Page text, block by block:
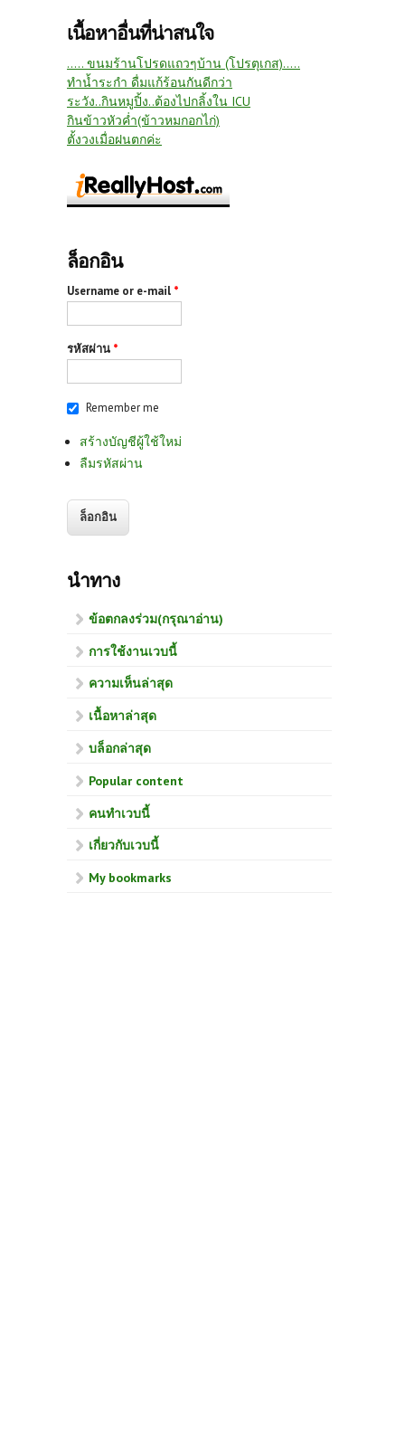
เนื้อหาอื่นที่น่าสนใจ
..... ขนมร้านโปรดแถวๆบ้าน (โปรตุเกส).....
ทำน้ำระกำ ดื่มแก้ร้อนกันดีกว่า
ระวัง..กินหมูปิ้ง..ต้องไปกลิ้งใน ICU
กินข้าวหัวค่ำ(ข้าวหมกอกไก่)
ตั้งวงเมื่อฝนตกค่ะ
ล็อกอิน
Username or e-mail *
รหัสผ่าน *
Remember me
สร้างบัญชีผู้ใช้ใหม่
ลืมรหัสผ่าน
นำทาง
ข้อตกลงร่วม(กรุณาอ่าน)
การใช้งานเวบนี้
ความเห็นล่าสุด
เนื้อหาล่าสุด
บล็อกล่าสุด
Popular content
คนทำเวบนี้
เกี่ยวกับเวบนี้
My bookmarks